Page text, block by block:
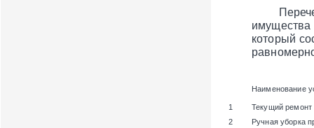
имущества
который
Наименование
1
Текущий ремонт
2
Ручная уборка